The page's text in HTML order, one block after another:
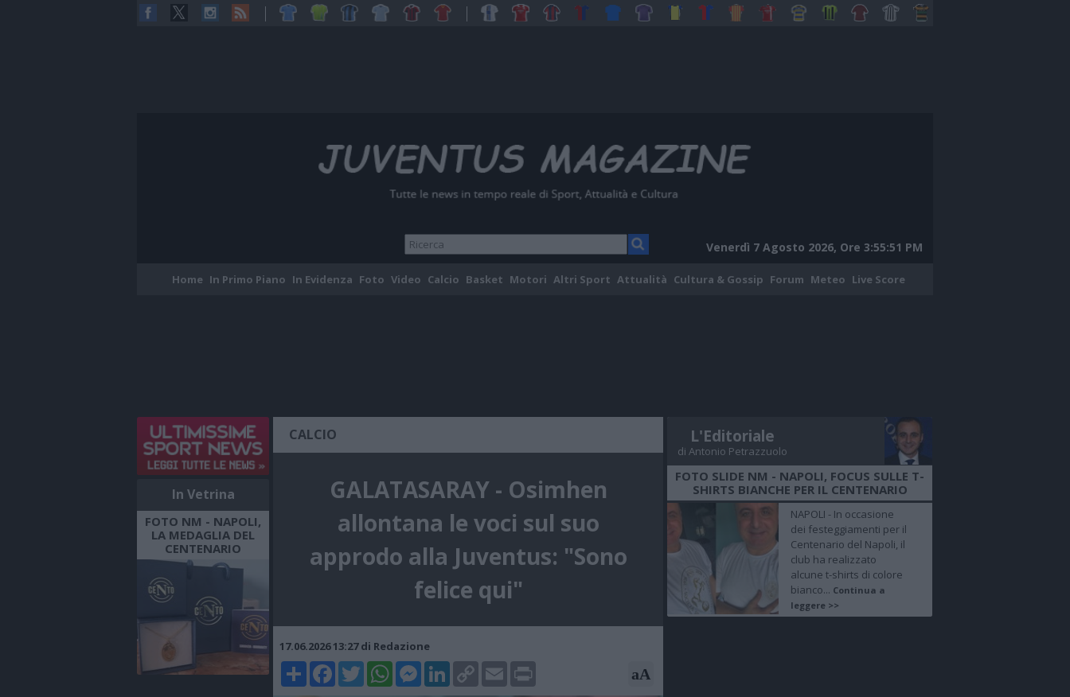
Venerdì 7 Agosto 2026, Ore 3:55:52 PM
Home In Primo Piano In Evidenza Foto Video Calcio Basket Motori Altri Sport Attualità Cultura & Gossip Forum Meteo Live Score
In Vetrina
FOTO NM - NAPOLI,
LA MEDAGLIA DEL
CENTENARIO
CALCIO
GALATASARAY - Osimhen
allontana le voci sul suo
approdo alla Juventus: "Sono
felice qui"
17.06.2026 13:27 di Redazione
ShareFacebookTwitterWhatsAppMessenger
LinkedIn
Copy
Link
Email Print aA
L'Editoriale
di Antonio Petrazzuolo
FOTO SLIDE NM - NAPOLI, FOCUS SULLE T-
SHIRTS BIANCHE PER IL CENTENARIO
NAPOLI - In occasione
dei festeggiamenti per il
Centenario del Napoli, il
club ha realizzato
alcune t-shirts di colore
bianco... Continua a
leggere >>